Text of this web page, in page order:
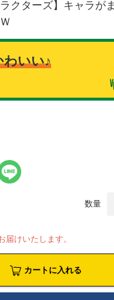
ラクターズ】キャラ
わいい♪
数量
届けいたします。
カートに入れる